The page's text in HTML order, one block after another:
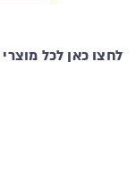
לחצו כאן לכל מוצרי